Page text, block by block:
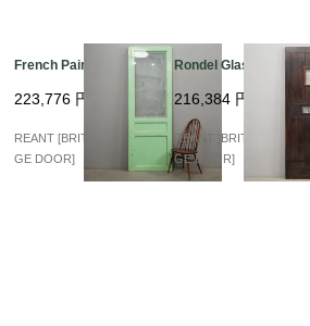
French Painting Glass
223,776 円
REANT [BRITISH VINTA
GE DOOR]
Rondel Glass Flont?U
216,384 円
REANT [BRITISH VINTA
GE DOOR]